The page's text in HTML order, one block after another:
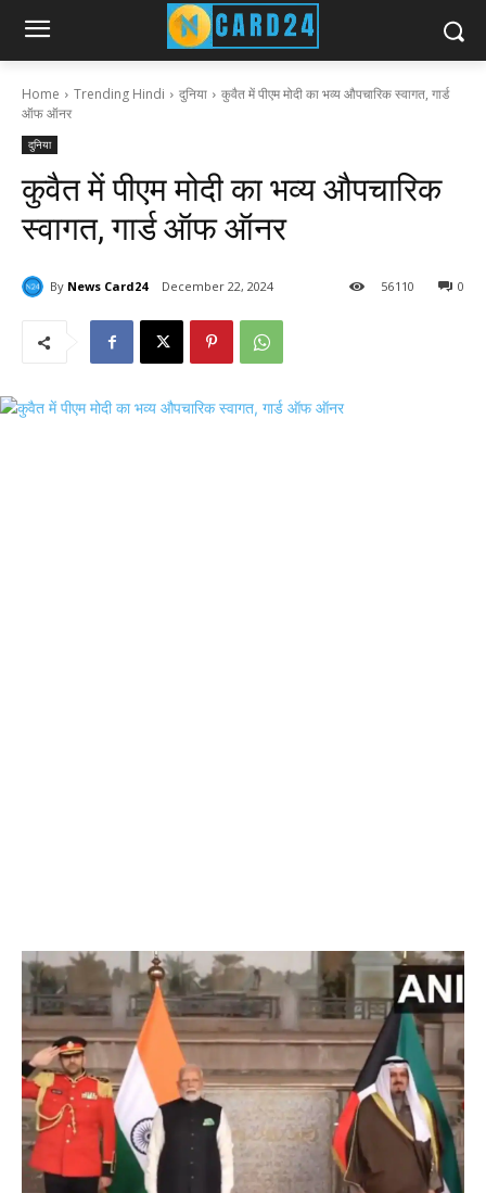
Home Trending Hindi दुनिया
कुवैत में पीएम मोदी का भव्य औपचारिक स्वागत, गार्ड
ऑफ ऑनर
दुनिया
कुवैत में पीएम मोदी का भव्य औपचारिक
स्वागत, गार्ड ऑफ ऑनर
By News Card24 December 22, 2024 0
56110